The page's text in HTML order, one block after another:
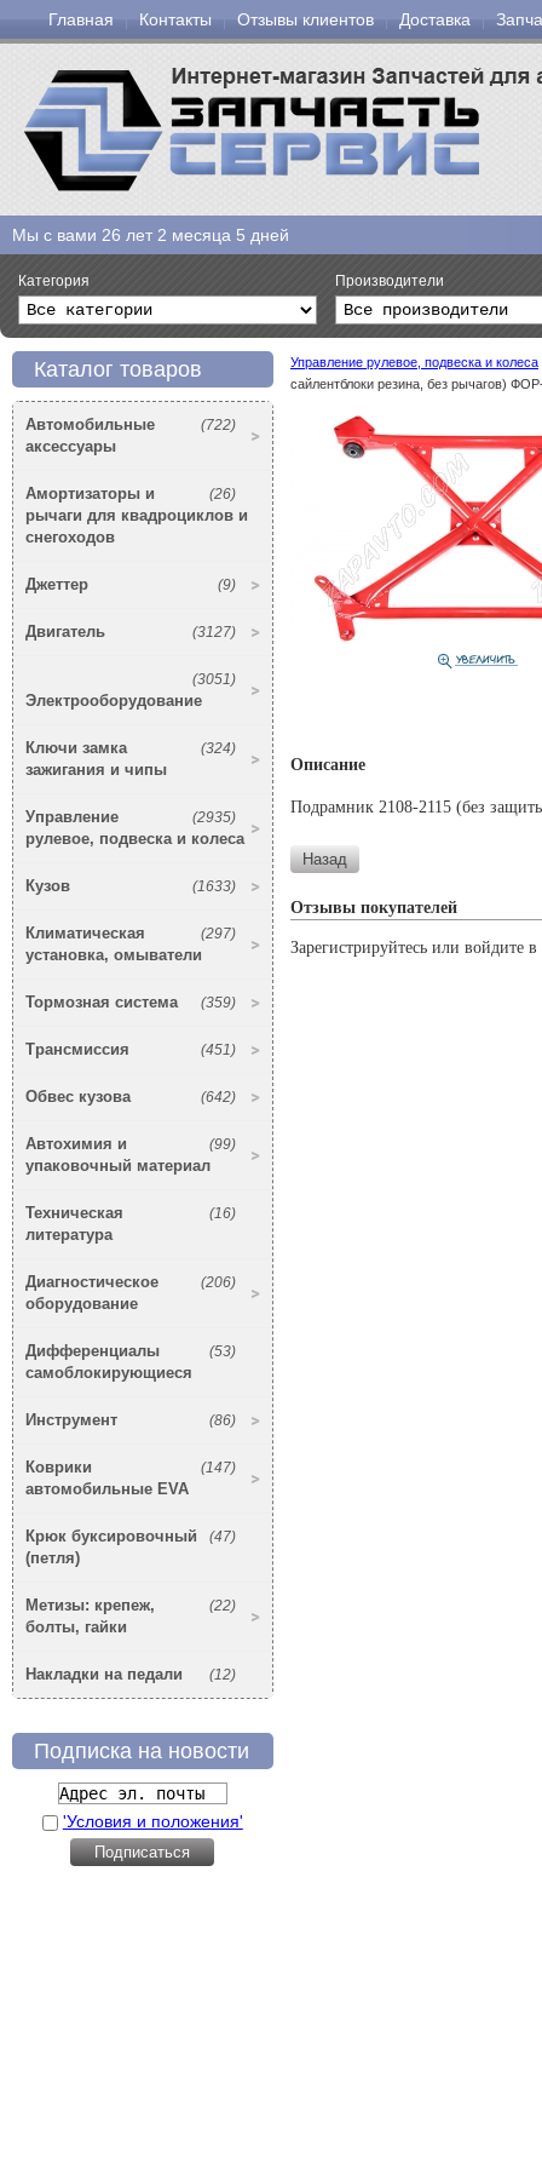
Главная Контакты Отзывы клиентов Доставка
Мы с вами 26 лет 2 месяца 5 дней
Категория Производители
Каталог товаров
(722)
Автомобильные
аксессуары
(26)
Амортизаторы и
рычаги для квадроциклов и
снегоходов
(9)
Джеттер
(3127)
Двигатель
(3051)
Электрооборудование
(324)
Ключи замка
зажигания и чипы
(2935)
Управление
рулевое, подвеска и колеса
(1633)
Кузов
(297)
Климатическая
установка, омыватели
(359)
Тормозная система
(451)
Трансмиссия
(642)
Обвес кузова
(99)
Автохимия и
упаковочный материал
(16)
Техническая
литература
(206)
Диагностическое
оборудование
(53)
Дифференциалы
самоблокирующиеся
(86)
Инструмент
(147)
Коврики
автомобильные EVA
(47)
Крюк буксировочный
(петля)
(22)
Метизы: крепеж,
болты, гайки
(12)
Накладки на педали
Подписка на новости
'Условия и положения'
Управление рулевое, подвеска и колеса
сайлентблоки резина, без рычагов)
Описание
Подрамник 2108-2115 (без
Отзывы покупателей
Зарегистрируйтесь или войдите